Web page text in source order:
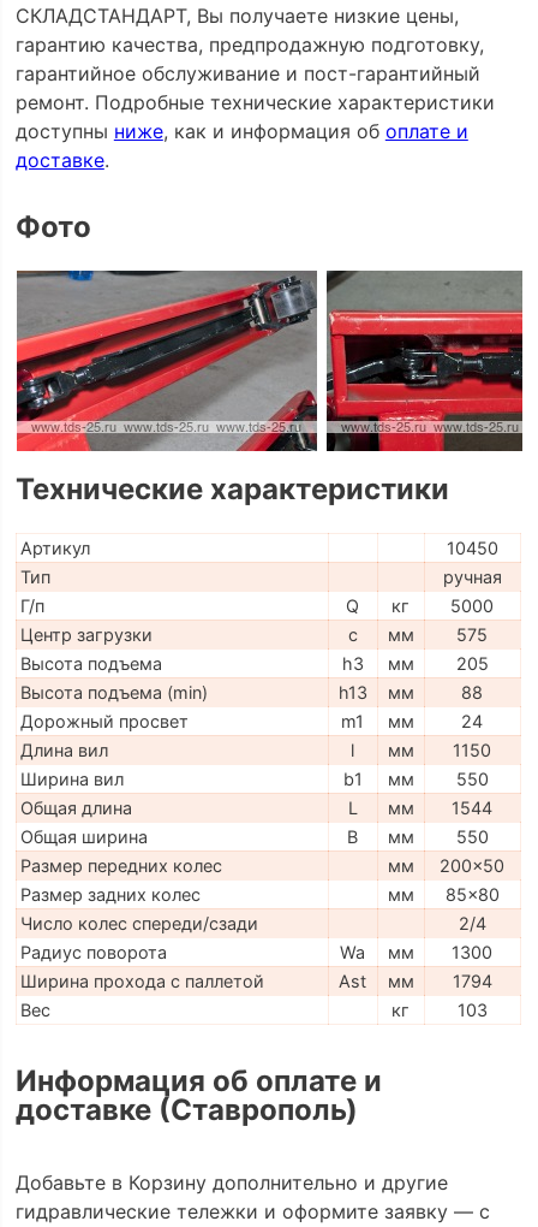
СКЛАДСТАНДАРТ, Вы получаете низкие цены,
гарантию качества, предпродажную подготовку,
гарантийное обслуживание и пост-гарантийный
ремонт. Подробные технические характеристики
доступны ниже, как и информация об оплате и
доставке.
Фото
Технические характеристики
Артикул
10450
Тип
ручная
Г/п
Q кг
5000
Центр загрузки
c мм
575
Высота подъема
h3 мм
205
Высота подъема (min)
h13 мм
88
Дорожный просвет
m1 мм
24
Длина вил
l мм
1150
Ширина вил
b1 мм
550
Общая длина
L мм
1544
Общая ширина
B мм
550
Размер передних колес
мм
200x50
Размер задних колес
мм
85x80
Число колес спереди/сзади
2/4
Радиус поворота
Wa мм
1300
Ширина прохода с паллетой
Ast мм
1794
Вес
кг 103
Информация об оплате и
доставке (Ставрополь)
Добавьте в Корзину дополнительно и другие
гидравлические тележки и оформите заявку — с